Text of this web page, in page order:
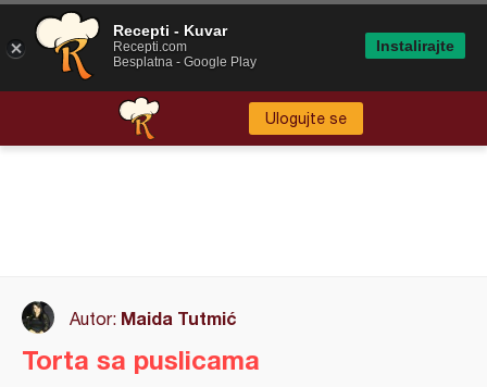
Ulogujte se
Autor: Maida Tutmić
Torta sa puslicama
Recepti - Kuvar
Recepti.com
Besplatna - Google Play
Instalirajte